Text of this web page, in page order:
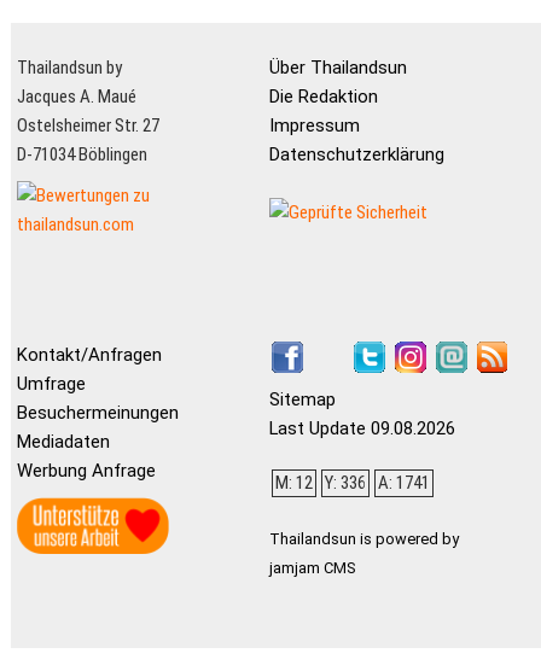
Thailandsun by
Jacques A. Maué
Ostelsheimer Str. 27
D-71034 Böblingen
Über Thailandsun
Die Redaktion
Impressum
Datenschutzerklärung
Kontakt/Anfragen
Umfrage
Besuchermeinungen
Mediadaten
Werbung Anfrage
Sitemap
Last Update 09.08.2026
M: 12 Y: 336 A: 1741
Thailandsun is powered by
jamjam CMS